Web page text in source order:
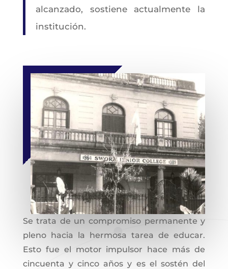
alcanzado, sostiene actualmente la
institución.
Se trata de un compromiso permanente y
pleno hacia la hermosa tarea de educar.
Esto fue el motor impulsor hace más de
cincuenta y cinco años y es el sostén del